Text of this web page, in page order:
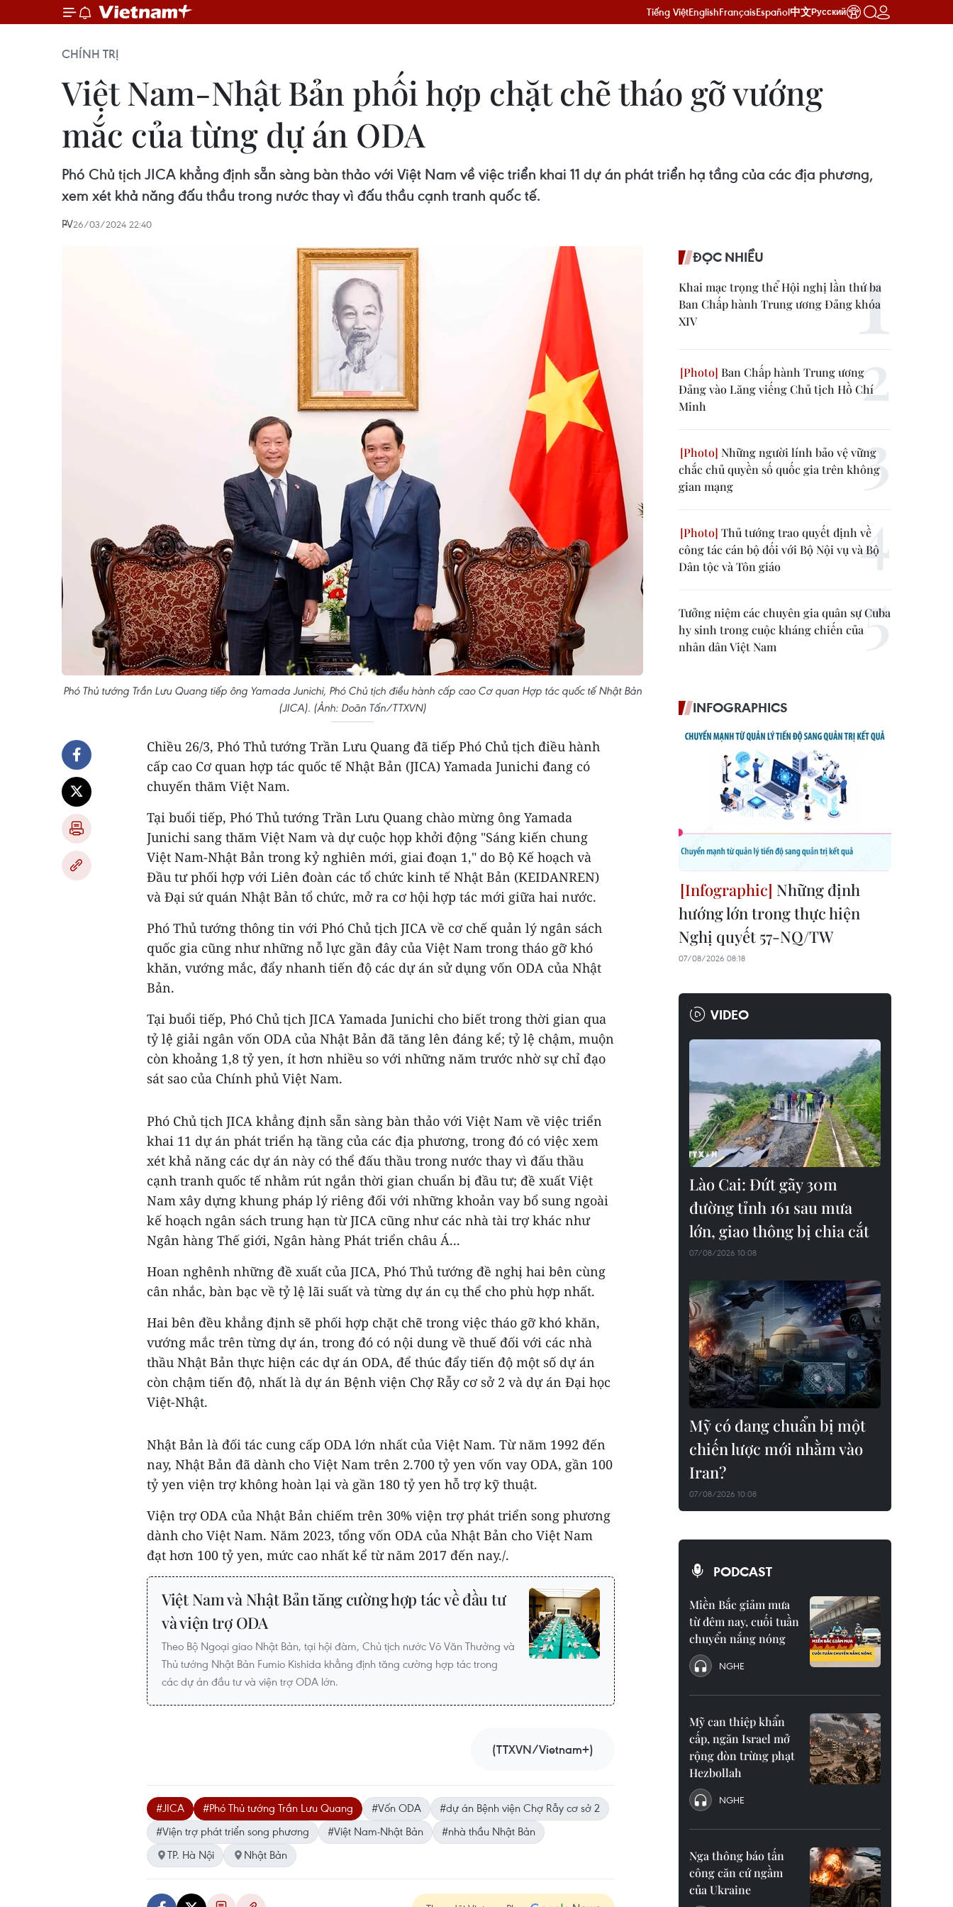
Tiếng ViệtEnglishFrançaisEspañol中文Русский
CHÍNH TRỊ
Việt Nam-Nhật Bản phối hợp chặt chẽ tháo gỡ vướng
mắc của từng dự án ODA
Phó Chủ tịch JICA khẳng định sẵn sàng bàn thảo với Việt Nam về việc triển khai 11 dự án phát triển hạ tầng của các địa phương,
xem xét khả năng đấu thầu trong nước thay vì đấu thầu cạnh tranh quốc tế.
PV26/03/2024 22:40
Phó Thủ tướng Trần Lưu Quang tiếp ông Yamada Junichi, Phó Chủ tịch điều hành cấp cao Cơ quan Hợp tác quốc tế Nhật Bản
(JICA). (Ảnh: Doãn Tấn/TTXVN)
Chiều 26/3, Phó Thủ tướng Trần Lưu Quang đã tiếp Phó Chủ tịch điều hành
cấp cao Cơ quan hợp tác quốc tế Nhật Bản (JICA) Yamada Junichi đang có
chuyến thăm Việt Nam.
Tại buổi tiếp, Phó Thủ tướng Trần Lưu Quang chào mừng ông Yamada
Junichi sang thăm Việt Nam và dự cuộc họp khởi động "Sáng kiến chung
Việt Nam-Nhật Bản trong kỷ nghiên mới, giai đoạn 1," do Bộ Kế hoạch và
Đầu tư phối hợp với Liên đoàn các tổ chức kinh tế Nhật Bản (KEIDANREN)
và Đại sứ quán Nhật Bản tổ chức, mở ra cơ hội hợp tác mới giữa hai nước.
Phó Thủ tướng thông tin với Phó Chủ tịch JICA về cơ chế quản lý ngân sách
quốc gia cũng như những nỗ lực gần đây của Việt Nam trong tháo gỡ khó
khăn, vướng mắc, đẩy nhanh tiến độ các dự án sử dụng vốn ODA của Nhật
Bản.
Tại buổi tiếp, Phó Chủ tịch JICA Yamada Junichi cho biết trong thời gian qua
tỷ lệ giải ngân vốn ODA của Nhật Bản đã tăng lên đáng kể; tỷ lệ chậm, muộn
còn khoảng 1,8 tỷ yen, ít hơn nhiều so với những năm trước nhờ sự chỉ đạo
sát sao của Chính phủ Việt Nam.
Phó Chủ tịch JICA khẳng định sẵn sàng bàn thảo với Việt Nam về việc triển
khai 11 dự án phát triển hạ tầng của các địa phương, trong đó có việc xem
xét khả năng các dự án này có thể đấu thầu trong nước thay vì đấu thầu
cạnh tranh quốc tế nhằm rút ngắn thời gian chuẩn bị đầu tư; đề xuất Việt
Nam xây dựng khung pháp lý riêng đối với những khoản vay bổ sung ngoài
kế hoạch ngân sách trung hạn từ JICA cũng như các nhà tài trợ khác như
Ngân hàng Thế giới, Ngân hàng Phát triển châu Á...
Hoan nghênh những đề xuất của JICA, Phó Thủ tướng đề nghị hai bên cùng
cân nhắc, bàn bạc về tỷ lệ lãi suất và từng dự án cụ thể cho phù hợp nhất.
Hai bên đều khẳng định sẽ phối hợp chặt chẽ trong việc tháo gỡ khó khăn,
vướng mắc trên từng dự án, trong đó có nội dung về thuế đối với các nhà
thầu Nhật Bản thực hiện các dự án ODA, để thúc đẩy tiến độ một số dự án
còn chậm tiến độ, nhất là dự án Bệnh viện Chợ Rẫy cơ sở 2 và dự án Đại học
Việt-Nhật.
Nhật Bản là đối tác cung cấp ODA lớn nhất của Việt Nam. Từ năm 1992 đến
nay, Nhật Bản đã dành cho Việt Nam trên 2.700 tỷ yen vốn vay ODA, gần 100
tỷ yen viện trợ không hoàn lại và gần 180 tỷ yen hỗ trợ kỹ thuật.
Viện trợ ODA của Nhật Bản chiếm trên 30% viện trợ phát triển song phương
dành cho Việt Nam. Năm 2023, tổng vốn ODA của Nhật Bản cho Việt Nam
đạt hơn 100 tỷ yen, mức cao nhất kể từ năm 2017 đến nay./.
Việt Nam và Nhật Bản tăng cường hợp tác về đầu tư
và viện trợ ODA
Theo Bộ Ngoại giao Nhật Bản, tại hội đàm, Chủ tịch nước Võ Văn Thưởng và
Thủ tướng Nhật Bản Fumio Kishida khẳng định tăng cường hợp tác trong
các dự án đầu tư và viện trợ ODA lớn.
(TTXVN/Vietnam+)
#JICA #Phó Thủ tướng Trần Lưu Quang #Vốn ODA
#dự án Bệnh viện Chợ Rẫy cơ sở 2
#Viện trợ phát triển song phương
#Việt Nam-Nhật Bản
#nhà thầu Nhật Bản
TP. Hà Nội
Nhật Bản
ĐỌC NHIỀU
Khai mạc trọng thể Hội nghị lần thứ ba
Ban Chấp hành Trung ương Đảng khóa
XIV
Ban Chấp hành Trung ương
Đảng vào Lăng viếng Chủ tịch Hồ Chí
Minh
Những người lính bảo vệ vững
chắc chủ quyền số quốc gia trên không
gian mạng
Thủ tướng trao quyết định về
công tác cán bộ đối với Bộ Nội vụ và Bộ
Dân tộc và Tôn giáo
Tưởng niệm các chuyên gia quân sự Cuba
hy sinh trong cuộc kháng chiến của
nhân dân Việt Nam
INFOGRAPHICS
Những định
hướng lớn trong thực hiện
Nghị quyết 57-NQ/TW
07/08/2026 08:18
VIDEO
Lào Cai: Đứt gãy 30m
đường tỉnh 161 sau mưa
lớn, giao thông bị chia cắt
07/08/2026 10:08
Mỹ có đang chuẩn bị một
chiến lược mới nhằm vào
Iran?
07/08/2026 10:08
PODCAST
Miền Bắc giảm mưa
từ đêm nay, cuối tuần
chuyển nắng nóng
NGHE
Mỹ can thiệp khẩn
cấp, ngăn Israel mở
rộng đòn trừng phạt
Hezbollah
NGHE
Nga thông báo tấn
công căn cứ ngầm
của Ukraine